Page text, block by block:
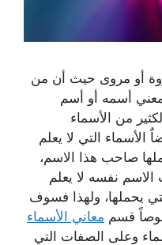
أو مروى حيث أن من
أسمه أو أسم
من الأسماء
الأسماء التي لا يعلم
صاحب هذا الاسم،
نفسه لا يعلم
يحملها، ولهذا فسوف
قسم معاني الأسماء
وعلى الصفات التي